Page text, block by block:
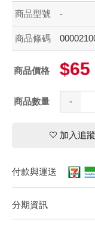
商品型號 -
商品條碼
商品價格 $65
商品數量 -
加入追蹤
付款與運送
分期資訊